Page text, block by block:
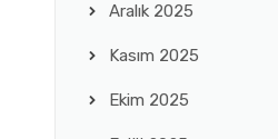
Aralık 2025
Kasım 2025
Ekim 2025